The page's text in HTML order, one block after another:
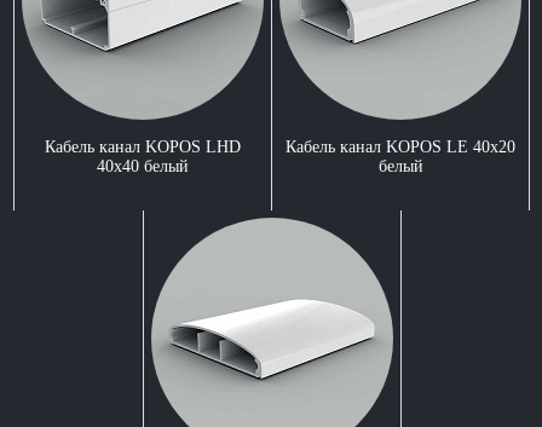
Кабель канал KOPOS LHD
40x40 белый
Кабель канал KOPOS LE 40x20
белый